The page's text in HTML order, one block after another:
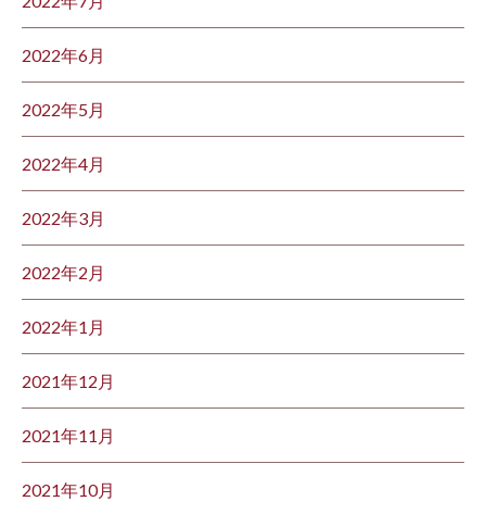
2022年6月
2022年5月
2022年4月
2022年3月
2022年2月
2022年1月
2021年12月
2021年11月
2021年10月